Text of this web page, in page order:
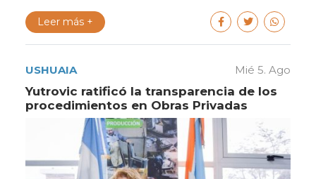
Leer más +
USHUAIA Mié 5. Ago
Yutrovic ratificó la transparencia de los
procedimientos en Obras Privadas